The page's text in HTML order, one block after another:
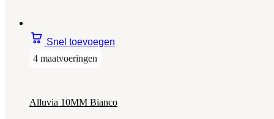
Snel toevoegen
4 maatvoeringen
Alluvia 10MM Bianco